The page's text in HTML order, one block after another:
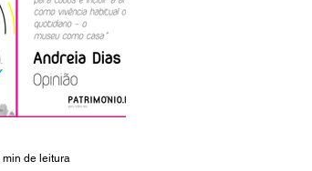
min de leitura